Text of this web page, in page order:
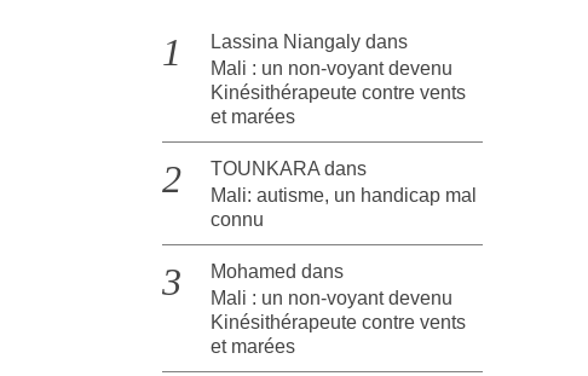
Lassina Niangaly dans
Mali : un non-voyant devenu
Kinésithérapeute contre vents
et marées
TOUNKARA dans
Mali: autisme, un handicap mal
connu
Mohamed dans
Mali : un non-voyant devenu
Kinésithérapeute contre vents
et marées